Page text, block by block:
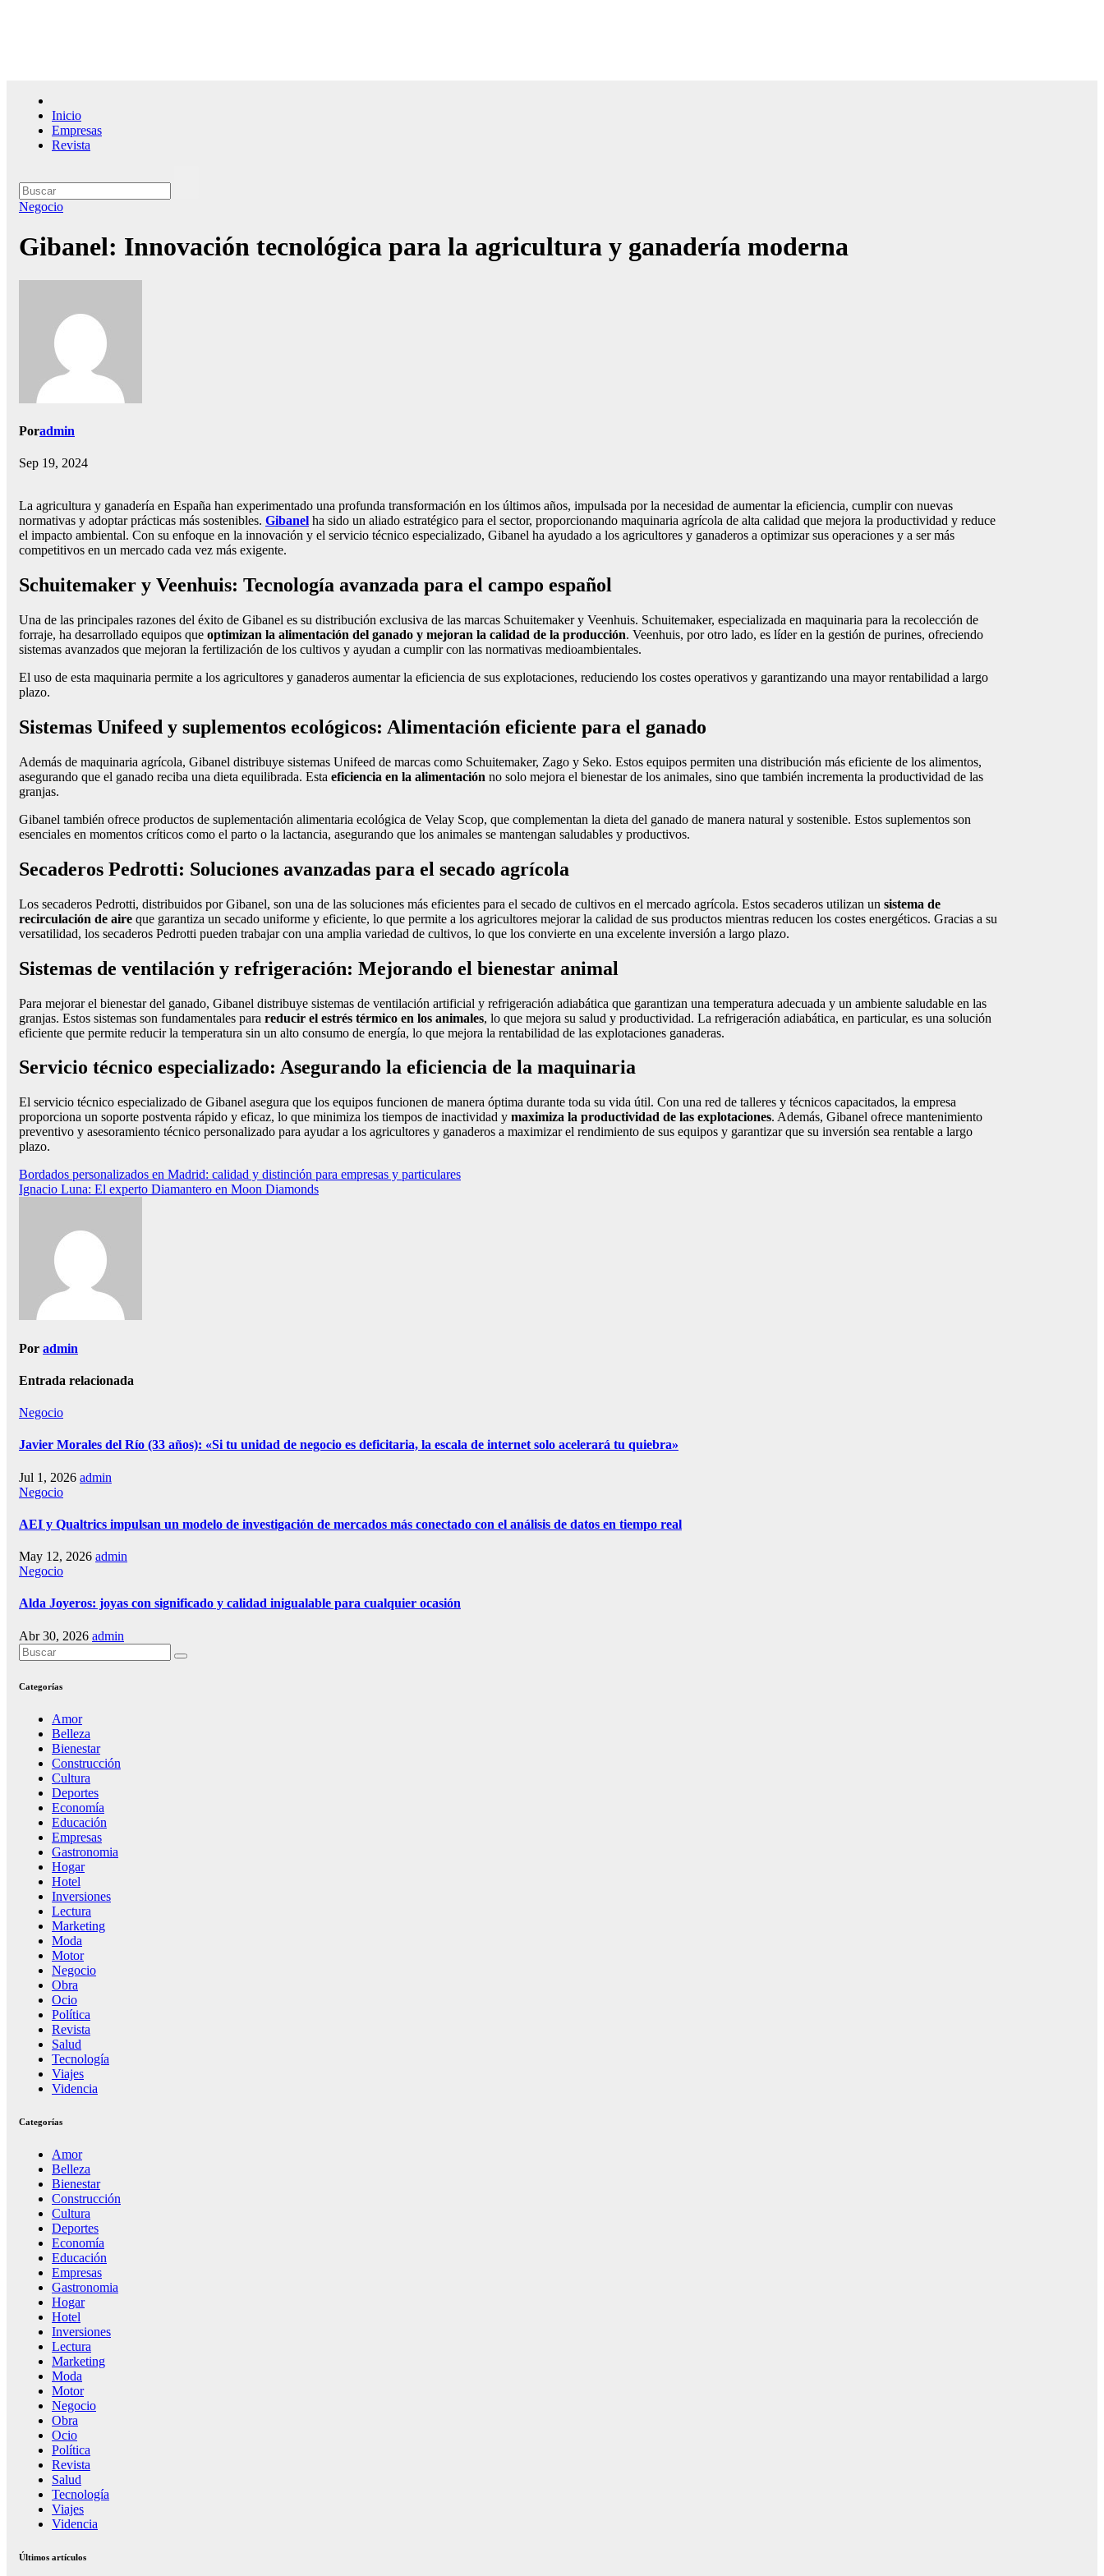
Inicio
Empresas
Revista
Negocio
Gibanel: Innovación tecnológica para la agricultura y ganadería moderna
Poradmin
Sep 19, 2024
La agricultura y ganadería en España han experimentado una profunda transformación en los últimos años, impulsada por la necesidad de aumentar la eficiencia, cumplir con nuevas
normativas y adoptar prácticas más sostenibles. Gibanel ha sido un aliado estratégico para el sector, proporcionando maquinaria agrícola de alta calidad que mejora la productividad y reduce
el impacto ambiental. Con su enfoque en la innovación y el servicio técnico especializado, Gibanel ha ayudado a los agricultores y ganaderos a optimizar sus operaciones y a ser más
competitivos en un mercado cada vez más exigente.
Schuitemaker y Veenhuis: Tecnología avanzada para el campo español
Una de las principales razones del éxito de Gibanel es su distribución exclusiva de las marcas Schuitemaker y Veenhuis. Schuitemaker, especializada en maquinaria para la recolección de
forraje, ha desarrollado equipos que optimizan la alimentación del ganado y mejoran la calidad de la producción. Veenhuis, por otro lado, es líder en la gestión de purines, ofreciendo
sistemas avanzados que mejoran la fertilización de los cultivos y ayudan a cumplir con las normativas medioambientales.
El uso de esta maquinaria permite a los agricultores y ganaderos aumentar la eficiencia de sus explotaciones, reduciendo los costes operativos y garantizando una mayor rentabilidad a largo
plazo.
Sistemas Unifeed y suplementos ecológicos: Alimentación eficiente para el ganado
Además de maquinaria agrícola, Gibanel distribuye sistemas Unifeed de marcas como Schuitemaker, Zago y Seko. Estos equipos permiten una distribución más eficiente de los alimentos,
asegurando que el ganado reciba una dieta equilibrada. Esta eficiencia en la alimentación no solo mejora el bienestar de los animales, sino que también incrementa la productividad de las
granjas.
Gibanel también ofrece productos de suplementación alimentaria ecológica de Velay Scop, que complementan la dieta del ganado de manera natural y sostenible. Estos suplementos son
esenciales en momentos críticos como el parto o la lactancia, asegurando que los animales se mantengan saludables y productivos.
Secaderos Pedrotti: Soluciones avanzadas para el secado agrícola
Los secaderos Pedrotti, distribuidos por Gibanel, son una de las soluciones más eficientes para el secado de cultivos en el mercado agrícola. Estos secaderos utilizan un sistema de
recirculación de aire que garantiza un secado uniforme y eficiente, lo que permite a los agricultores mejorar la calidad de sus productos mientras reducen los costes energéticos. Gracias a su
versatilidad, los secaderos Pedrotti pueden trabajar con una amplia variedad de cultivos, lo que los convierte en una excelente inversión a largo plazo.
Sistemas de ventilación y refrigeración: Mejorando el bienestar animal
Para mejorar el bienestar del ganado, Gibanel distribuye sistemas de ventilación artificial y refrigeración adiabática que garantizan una temperatura adecuada y un ambiente saludable en las
granjas. Estos sistemas son fundamentales para reducir el estrés térmico en los animales, lo que mejora su salud y productividad. La refrigeración adiabática, en particular, es una solución
eficiente que permite reducir la temperatura sin un alto consumo de energía, lo que mejora la rentabilidad de las explotaciones ganaderas.
Servicio técnico especializado: Asegurando la eficiencia de la maquinaria
El servicio técnico especializado de Gibanel asegura que los equipos funcionen de manera óptima durante toda su vida útil. Con una red de talleres y técnicos capacitados, la empresa
proporciona un soporte postventa rápido y eficaz, lo que minimiza los tiempos de inactividad y maximiza la productividad de las explotaciones. Además, Gibanel ofrece mantenimiento
preventivo y asesoramiento técnico personalizado para ayudar a los agricultores y ganaderos a maximizar el rendimiento de sus equipos y garantizar que su inversión sea rentable a largo
plazo.
Navegación
de
Bordados personalizados en Madrid: calidad y distinción para empresas y particulares
Ignacio Luna: El experto Diamantero en Moon Diamonds
Por admin
Entrada relacionada
Negocio
Javier Morales del Río (33 años): «Si tu unidad de negocio es deficitaria, la escala de internet solo acelerará tu quiebra»
Jul 1, 2026 admin
Negocio
AEI y Qualtrics impulsan un modelo de investigación de mercados más conectado con el análisis de datos en tiempo real
May 12, 2026 admin
Negocio
Alda Joyeros: joyas con significado y calidad inigualable para cualquier ocasión
Abr 30, 2026 admin
Categorías
Amor
Belleza
Bienestar
Construcción
Cultura
Deportes
Economía
Educación
Empresas
Gastronomia
Hogar
Hotel
Inversiones
Lectura
Marketing
Moda
Motor
Negocio
Obra
Ocio
Política
Revista
Salud
Tecnología
Viajes
Videncia
Categorías
Amor
Belleza
Bienestar
Construcción
Cultura
Deportes
Economía
Educación
Empresas
Gastronomia
Hogar
Hotel
Inversiones
Lectura
Marketing
Moda
Motor
Negocio
Obra
Ocio
Política
Revista
Salud
Tecnología
Viajes
Videncia
Últimos artículos